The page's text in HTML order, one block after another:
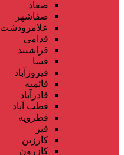
صغاد
صفاشهر
علامرودشت
فدامی
فراشبند
فسا
فیروزآباد
قائمیه
قادرآباد
قطب آباد
قطرویه
قیر
کارزین
کازرون